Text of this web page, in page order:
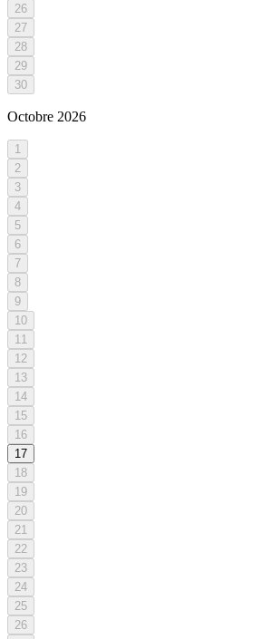
26
27
28
29
30
Octobre 2026
1
2
3
4
5
6
7
8
9
10
11
12
13
14
15
16
17
18
19
20
21
22
23
24
25
26